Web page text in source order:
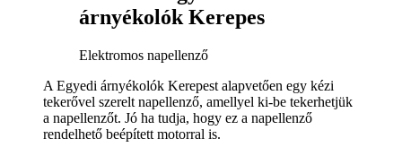
árnyékolók Kerepes
Elektromos napellenző
A Egyedi árnyékolók Kerepest alapvetően egy kézi
tekerővel szerelt napellenző, amellyel ki-be tekerhetjük
a napellenzőt. Jó ha tudja, hogy ez a napellenző
rendelhető beépített motorral is.